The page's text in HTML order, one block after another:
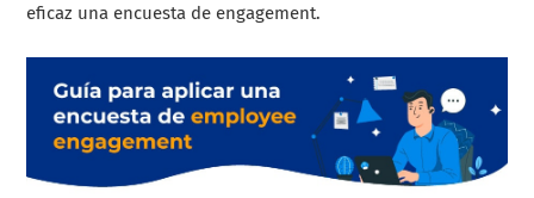
eficaz una encuesta de engagement.